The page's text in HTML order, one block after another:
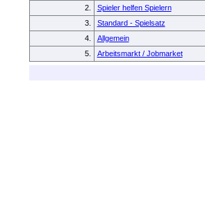
2.
Spieler helfen Spielern
3.
Standard - Spielsatz
4.
Allgemein
5.
Arbeitsmarkt / Jobmarket